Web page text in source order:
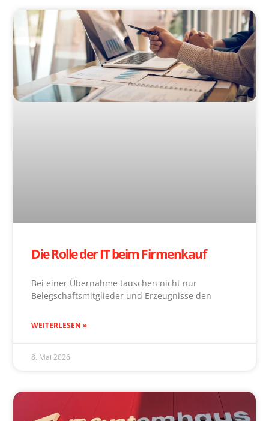
Die Rolle der IT beim Firmenkauf
Bei einer Übernahme tauschen nicht nur
Belegschaftsmitglieder und Erzeugnisse den
WEITERLESEN »
8. Mai 2026